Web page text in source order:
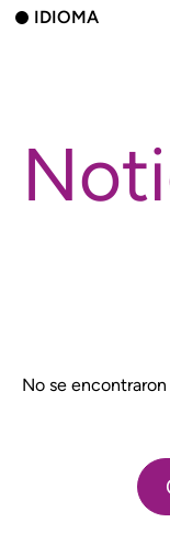
IDIOMA
No se encontraron